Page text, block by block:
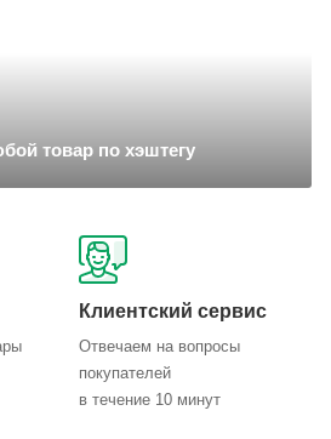
товар по хэштегу
Клиентский сервис
Отвечаем на вопросы
покупателей
в течение 10 минут